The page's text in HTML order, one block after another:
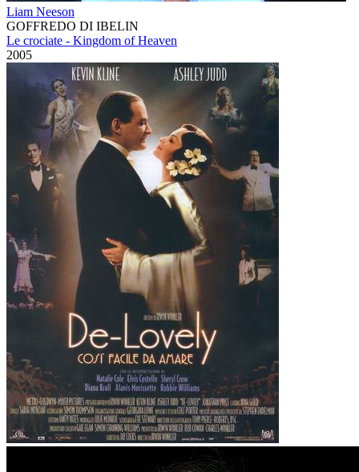
Liam Neeson
GOFFREDO DI IBELIN
Le crociate - Kingdom of Heaven
2005